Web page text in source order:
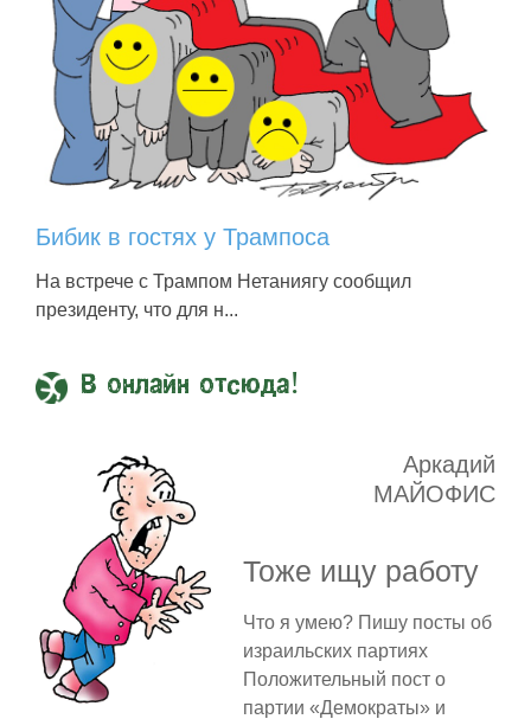
Бибик в гостях у Трампоса
На встрече с Трампом Нетаниягу сообщил
президенту, что для н...
В онлайн отсюда!
Аркадий
МАЙОФИС
Тоже ищу работу
Что я умею? Пишу посты об
израильских партиях
Положительный пост о
партии «Демократы» и